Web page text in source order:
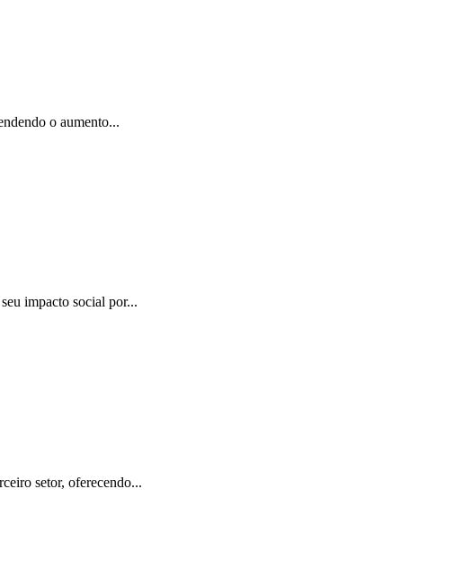
o aumento...
impacto social por...
setor, oferecendo...